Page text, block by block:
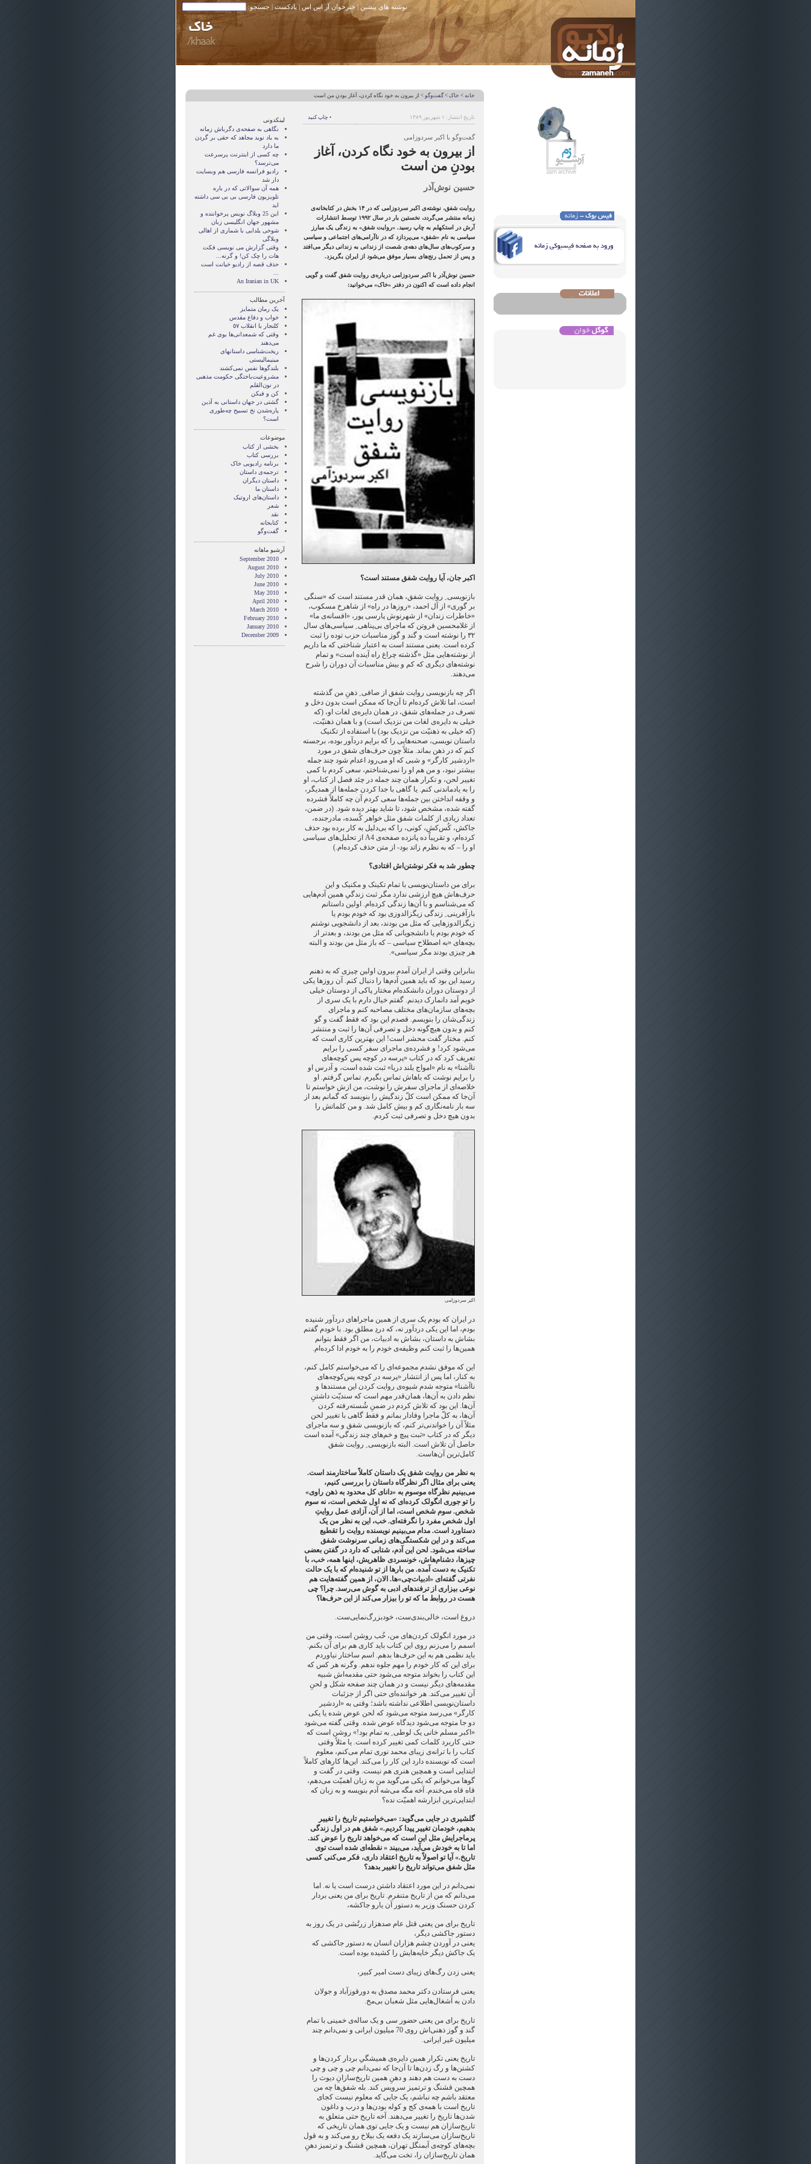
نوشته های پیشین|خبرخوان آر اس اس | پادکست | جستجو:
خانه > خاک >گفت‌وگو > از بیرون به خود نگاه کردن، آغاز بودنِ من است
تاریخ انتشار: ۱ شهریور ۱۳۸۹ • چاپ کنید
گفت‌وگو با اکبر سردوزامی
از بیرون به خود نگاه کردن، آغاز
بودنِ من است
حسین نوش‌آذر
روایت شفق، نوشته‌ی اکبر سردوزامی که در ۱۴ بخش در کتابخانه‌ی
زمانه منتشر می‌گردد، نخستین بار در سال ۱۹۹۲ توسط انتشارات
آرش در استکهلم به چاپ رسید. «روایت شفق» به زندگی یک مبارز
سیاسی به نام «شفق» می‌پردازد که در ناآرامی‌های اجتماعی و سیاسی
و سرکوب‌های سال‌های دهه‌ی شصت از زندانی به زندانی دیگر می‌افتد
و پس از تحمل رنج‌های بسیار موفق می‌شود از ایران بگریزد.
حسین نوش‌آذر با اکبر سردوزامی درباره‌ی روایت شفق گفت و گویی
انجام داده است که اکنون در دفتر «خاک» می‌خوانید:
اکبر جان، آیا روایت شفق مستند است؟
بازنویسی ِ روایت شفق، همان قدر مستند است که «سنگی
بر گوری» از آل احمد، «روزها در راه» از شاهرخ مسکوب،
«خاطرات زندان» از شهرنوش پارسی پور، «افسانه‌ی ما»
از غلامحسین فروتن که ماجرای بی‌پناهی ِ سیاسی‌های سال
۳۲ را نوشته است و گند و گوز مناسبات حزب توده را ثبت
کرده است. یعنی مستند است به اعتبار شناختی که ما داریم
از نوشته‌هایی مثل «گذشته چراغ راه آینده است» و تمام
نوشته‌های دیگری که کم و بیش مناسبات آن دوران را شرح
می‌دهند.
اگر چه بازنویسی روایت شفق از صافی ِ ذهنِ من گذشته
است، اما تلاش کرده‌ام تا آن‌جا که ممکن است بدون دخل و
تصرف در جمله‌های شفق، در همان دایره‌ی لغات او، (که
خیلی به دایره‌ی لغات من نزدیک است) و با همان ذهنیّت،
(که خیلی به ذهنیّت من نزدیک بود) با استفاده از تکنیک
داستان نویسی، صحنه‌هایی را که برایم دردآور بوده، برجسته
کنم که در ذهن بماند. مثلاً چون حرف‌های شفق در مورد
«اردشیر کارگر» و شبی که او می‌رود اعدام شود چند جمله
بیشتر نبود، و من هم او را نمی‌شناختم، سعی کردم با کمی
تغییر لحن، و تکرار همان چند جمله در چئد فصل از کتاب، او
را به یادماندنی کنم. یا گاهی با جدا کردن جمله‌ها از همدیگر،
و وقفه انداختن بین جمله‌ها سعی کردم آن چه کاملاً فشرده
گفته شده، مشخص شود، تا شاید بهتر دیده شود. (در ضمن،
تعداد زیادی از کلمات شفق مثل خواهر کُسده، مادرجنده،
جاکش، کُس‌کش، کونی، را که بی‌دلیل به کار برده بود حذف
کرده‌ام، و تقریباً ده پانزده صفحه‌ی A4 از تحلیل‌های سیاسی
او را – که به نظرم زاتد بود- از متن حذف کرده‌ام.)
چطور شد به فکر نوشتن‌اش افتادی؟
برای من داستان‌نویسی با تمام تکینک و مکنیک و این
حرف‌هاش هیچ ارزشی ندارد مگر ثبت زندگیِ همین آدم‌هایی
که می‌شناسم و با آن‌ها زندگی کرده‌ام. اولین داستانم
بازآفرینی ِ زندگی زیگزالدوزی بود که خودم بودم یا
زیگزالدوزهایی که مثل من بودند، بعد از دانشجویی نوشتم
که خودم بودم یا دانشجویانی که مثل من بودند، و بعدتر از
بچه‌های «به اصطلاح سیاسی – که باز مثل من بودند و البته
هر چیزی بودند مگر سیاسی».
بنابراین وقتی از ایران آمدم بیرون اولین چیزی که به ذهنم
رسید این بود که باید همین آدم‌ها را دنبال کنم. آن روزها یکی
از دوستان دوران دانشکده‌ام مختار پاکی از دوستان خیلی
خوبم آمد دانمارک دیدنم. گفتم خیال دارم با یک سری از
بچه‌های سازمان‌های مختلف مصاحبه کنم و ماجرای
زندگی‌شان را بنویسم. قصدم این بود که فقط گفت و گو
کنم و بدون هیچ‌گونه دخل و تصرفی آن‌ها را ثبت و منتشر
کنم. مختار گفت محشر است! این بهترین کاری است که
می‌شود کرد! و فشرده‌ی ماجرای سفر کسی را برایم
تعریف کرد که در کتاب «پرسه در کوچه پس کوچه‌های
ناآشنا» به نام «امواج بلند دریا» ثبت شده است، و آدرس او
را برایم نوشت که باهاش تماس بگیرم. تماس گرفتم. او
خلاصه‌ای از ماجرای سفرش را نوشت، من ازش خواستم تا
آن‌جا که ممکن است کلّ زندگیش را بنویسد که گمانم بعد از
سه بار نامه‌نگاری کم و بیش کامل شد. و من کلماتش را
بدون هیچ دخل و تصرفی ثبت کردم.
اکبر سردوزامی
در ایران که بودم یک سری از همین ماجراهای دردآور شنیده
بودم، اما این یکی دردآور نه، که دردِ مطلق بود. با خودم گفتم
بشاش به داستان، بشاش به ادبیات، من اگر فقط بتوانم
همین‌ها را ثبت کنم وظیفه‌ی خودم را به خودم ادا کرده‌ام.
این که موفق نشدم مجموعه‌ای را که می‌خواستم کامل کنم،
به کنار، اما پس از انتشار «پرسه در کوچه پس‌کوچه‌های
ناآشنا» متوجه شدم شیوه‌ی روایت کردن این مستندها و
نظم دادن به آن‌ها، همان‌قدر مهم است که سندیّت داشتنِ
آن‌ها. این بود که تلاش کردم در ضمنِ شُسته‌‌رفته کردن
آن‌ها، به کلّ ماجرا وفادار بمانم و فقط گاهی با تغییر لحن
مثلاً آن را خواندنی‌تر کنم، که بازنویسی شفق و سه ماجرای
دیگر که در کتاب «ثبت پیچ و خم‌های چند زندگی» آمده است
حاصل آن تلاش است. البته بازنویسی ِ روایت شفق
کامل‌ترین آن‌هاست.
به نظر من روایت شفق یک داستان کاملاً ساختارمند است.
یعنی برای مثال اگر نظرگاه داستان را بررسی کنیم،
می‌بینیم نظرگاه موسوم به «دانای کل محدود به ذهن راوی»
را تو جوری انگولک کرده‌ای که نه اول شخص است، نه سوم
شخص. سوم شخص است، اما از آن، آزادی عمل روایتِ
اول شخص مفرد را نگرفته‌ای. خب، این به نظر من یک
دستاورد است. مدام می‌بینیم نویسنده روایت را تقطیع
می‌کند و در این شکستگی‌های زمانی سرنوشت شفق
ساخته می‌شود. لحن این آدم، شتابی که دارد در گفتن بعضی
چیزها، دشنام‌هاش، خونسردی ظاهریش، اینها همه، خب، با
تکنیک به دست آمده. من بارها از تو شنیده‌ام که با یک حالت
نفرتی گفته‌ای «ادبیات‌چی»‌ها. الان، از همین گفته‌هایت هم
نوعی بیزاری از ترفندهای ادبی به گوش می‌رسد. چرا؟ چی
هست در روابط ما که تو را بیزار می‌کند از این حرف‌ها؟
دروغ است، خالی‌بندی‌ست، خودبزرگ‌نمایی‌ست.
در مورد انگولک‌ کردن‌های من، خُب روشن است، وقتی من
اسمم را می‌زنم روی این کتاب باید کاری هم برای آن بکنم.
باید نظمی هم به این حرف‌ها بدهم. اسم ساختار نیاوردم
برای این که کار خودم را مهم جلوه ندهم. وگرنه هر کس که
این کتاب را بخواند متوجه می‌شود حتی مقدمه‌اش شبیه
مقدمه‌های دیگر نیست و در همان چند صفحه شکل و لحنِ
آن تغییر می‌کند. هر خواننده‌ای حتی اگر از جزئبات
داستان‌نویسی اطلاعی نداشته باشد؛ وقتی به «اردشیر
کارگر» می‌رسد متوجه می‌شود که لحن عوض شده یا یکی
دو جا متوجه می‌شود دیدگاه عوض شده. وقتی گفته می‌شود
«اکبر مسلم خانی یک لوطی ِ به تمام بود!» روشن است که
حتی کاربرد کلمات کمی تغییر کرده است. یا مثلاً وقتی
کتاب را با ترانه‌ی زیبای محمد نوری تمام می‌کنم، معلوم
است که نویسنده دارد این کار را می‌کند. این‌ها کارهای کاملاً
ابتدایی است و همچین هنری هم نیست. وقتی در گفت و
گوها می‌خوانم که یکی می‌گوید من به زبان اهمیّت می‌دهم،
قاه قاه می‌خندم. آخه مگه می‌شه آدم بنویسه و به زبان که
ابتدایی‌ترین ابزارشه اهمیّت نده؟
گلشیری در جایی می‌گوید: «می‌خواستیم تاریخ را تغییر
بدهیم، خودمان تغییر پیدا کردیم.» شفق هم در اول زندگی
پرماجرایش مثل این است که می‌خواهد تاریخ را عوض کند.
اما تا به خودش می‌آید، می‌بیند « نقطه‌ای شده است توی
تاریخ.» آیا تو اصولاً به تاریخ اعتقاد داری، فکر می‌کنی کسی
مثل شفق می‌تواند تاریخ را تغییر بدهد؟
نمی‌دانم در این مورد اعتقاد داشتن درست است یا نه. اما
می‌دانم که من از تاریخ متنفرم. تاریخ برای من یعنی بردار
کردن حسنک وزیر به دستور آن یارو جاکشه،
تاریخ برای من یعنی قتل عام صدهزار زرتُشی در یک روز به
دستور جاکشی دیگر،
یعنی در آوردن چشم‌ هزاران انسان به دستور جاکشی که
یک جاکش دیگر خایه‌هایش را کشیده بوده است.
یعنی زدن رگ‌های زیبای دست امیر کبیر،
یعنی فرستادن دکتر محمد مصدق به دورقوزآباد و جولان
دادن به آشغال‌هایی مثل شعبان بی‌مخ.
تاریخ برای من یعنی حضور سی و یک ساله‌ی خمینی با تمام
گند و گوز ذهنی‌اش روی 70 میلیون ایرانی و نمی‌دانم چند
میلیون غیر ایرانی.
تاریخ یعنی تکرار همین دایره‌ی همیشگیِ بردار کردن‌ها و
کشتن‌ها و رگ زدن‌ها تا آن‌جا که نمی‌دانم چی و چی و چی
دست به دست هم دهند و دهنِ همین تاریخ‌سازانِ دیوث را
همچین قشنگ و ترتمیز سرویس کند. بله شفق‌ها چه من
معتقد باشم چه نباشم، یک جایی که معلوم نیست کجای
تاریخ است با همه‌ی کج و کوله بودن‌ها و درب و داغون
شدن‌ها تاریخ را تغییر ‌می‌دهند. آخه تاریخ حتی متعلق به
تاریخ‌سازان هم نیست و یک جایی توی همان تاریخی که
تاریخ‌سازان می‌سازند یک دفعه یک بیلاخ رو می‌کند و به قول
بچه‌های کوچه‌ی آبمنگل تهران، همچین قشنگ و ترتمیز دهنِ
همان تاریخ‌سازان را، تخت می‌گاید.
لینکدونی
نگاهی به صفحه‌ی دگرباش زمانه
به یاد نوید مجاهد که حقی بر گردن
ما دارد
چه کسی از اینترنت پرسرعت
می‌ترسد؟
رادیو فرانسه فارسی هم وبسایت
دار شد
همه آن سوالاتی که در باره
تلویزیون فارسی بی بی سی داشته
اید
این 25 وبلاگ نویس پرخواننده و
مشهور جهان انگلیسی زبان
شوخی یلدایی با شماری از اهالی
وبلاگی
وقتی گزارش می نویسی فکت
هات را چک کن! و گرنه...
حذف قصه از راديو خيانت است
An Iranian in UK
آخرین مطالب
یک رمان متمایز
خواب و دفاع مقدس
کلنجار با انقلاب ٥٧
وقتی که شمعدانی‌ها بوی غم
می‌دهند
ريخت‌شناسی داستان‏های
مينی‏ماليستی
بلندگوها نفس نمی‌کشند
مشروعیت‌باختگی حکومت مذهبی
در نون‌القلم
کن و فیکن
گشتی در جهان داستانی به آذین
پاره‌شدن نخ تسبیح چه‌طوری
است؟
موضوعات
بخشی از کتاب
بررسی کتاب
برنامه رادیویی خاک
ترجمه‌ی داستان
داستان دیگران
داستان ما
داستان‌های اروتیک
شعر
نقد
کتابخانه
گفت‌وگو
آرشیو ماهانه
September 2010
August 2010
July 2010
June 2010
May 2010
April 2010
March 2010
February 2010
January 2010
December 2009